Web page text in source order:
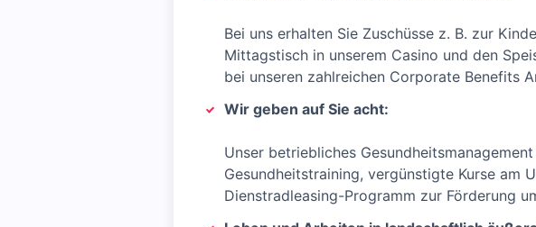
Bei uns erhalten Sie Zuschüsse z. B. zur
Mittagstisch in unserem Casino und den
bei unseren zahlreichen Corporate Benefits
Wir geben auf Sie acht:
Unser betriebliches
Gesundheitstraining, vergünstigte Kurse am
Dienstradleasing-Programm zur Förderung